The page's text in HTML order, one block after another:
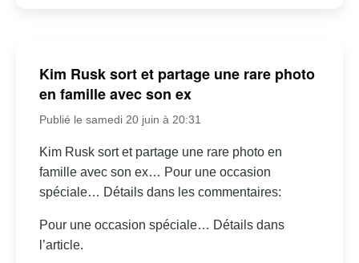
Kim Rusk sort et partage une rare photo
en famille avec son ex
Publié le samedi 20 juin à 20:31
Kim Rusk sort et partage une rare photo en
famille avec son ex… Pour une occasion
spéciale… Détails dans les commentaires:
Pour une occasion spéciale… Détails dans
l’article.